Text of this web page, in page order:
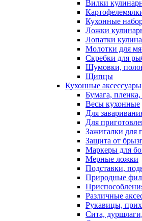
Вилки
Кухонные
Ложки
Лопатки
Молотки для
Скребки для
Шумовки,
Щипцы
Кухонные аксессуары
Бумага, пленка,
Весы кухонные
Для
Для
Зажигалки для
Защита от
Маркеры для
Мерные ложки
Подставки,
Природные
Различные
Рукавицы,
Сита,